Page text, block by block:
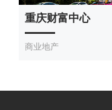
重庆财富中心
商业地产